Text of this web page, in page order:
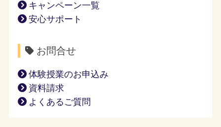
キャンペーン一覧
安心サポート
お問合せ
体験授業のお申込み
資料請求
よくあるご質問